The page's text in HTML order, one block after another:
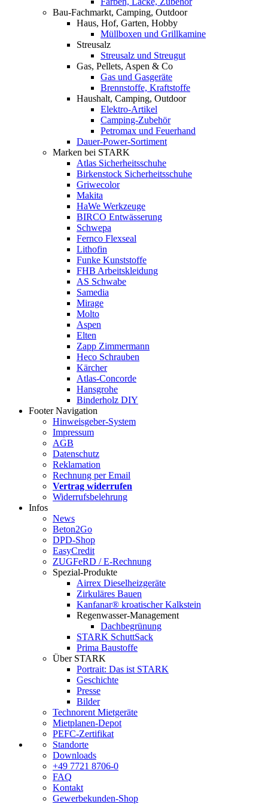
Bau-Fachmarkt, Camping, Outdoor
Haus, Hof, Garten, Hobby
Müllboxen und Grillkamine
Streusalz
Streusalz und Streugut
Gas, Pellets, Aspen & Co
Gas und Gasgeräte
Brennstoffe, Kraftstoffe
Haushalt, Camping, Outdoor
Elektro-Artikel
Camping-Zubehör
Petromax und Feuerhand
Dauer-Power-Sortiment
Marken bei STARK
Atlas Sicherheitsschuhe
Birkenstock Sicherheitsschuhe
Griwecolor
Makita
HaWe Werkzeuge
BIRCO Entwässerung
Schwepa
Fernco Flexseal
Lithofin
Funke Kunststoffe
FHB Arbeitskleidung
AS Schwabe
Samedia
Mirage
Molto
Aspen
Elten
Zapp Zimmermann
Heco Schrauben
Kärcher
Atlas-Concorde
Hansgrohe
Binderholz DIY
Footer Navigation
Hinweisgeber-System
Impressum
AGB
Datenschutz
Reklamation
Rechnung per Email
Vertrag widerrufen
Widerrufsbelehrung
Infos
News
Beton2Go
DPD-Shop
EasyCredit
ZUGFeRD / E-Rechnung
Spezial-Produkte
Airrex Dieselheizgeräte
Zirkuläres Bauen
Kanfanar® kroatischer Kalkstein
Regenwasser-Management
Dachbegrünung
STARK SchuttSack
Prima Baustoffe
Über STARK
Portrait: Das ist STARK
Geschichte
Presse
Bilder
Technorent Mietgeräte
Mietplanen-Depot
PEFC-Zertifikat
Standorte
Downloads
+49 7721 8706-0
FAQ
Kontakt
Gewerbekunden-Shop